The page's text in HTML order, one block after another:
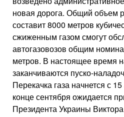
новая дорога. Общий объем
составит 8000 метров
сжиженным газом смогут
автогазовозов общим
метров. В настоящее время
заканчиваются пуско-
Перекачка газа начнется с
конце сентября ожидается
Президента Украины